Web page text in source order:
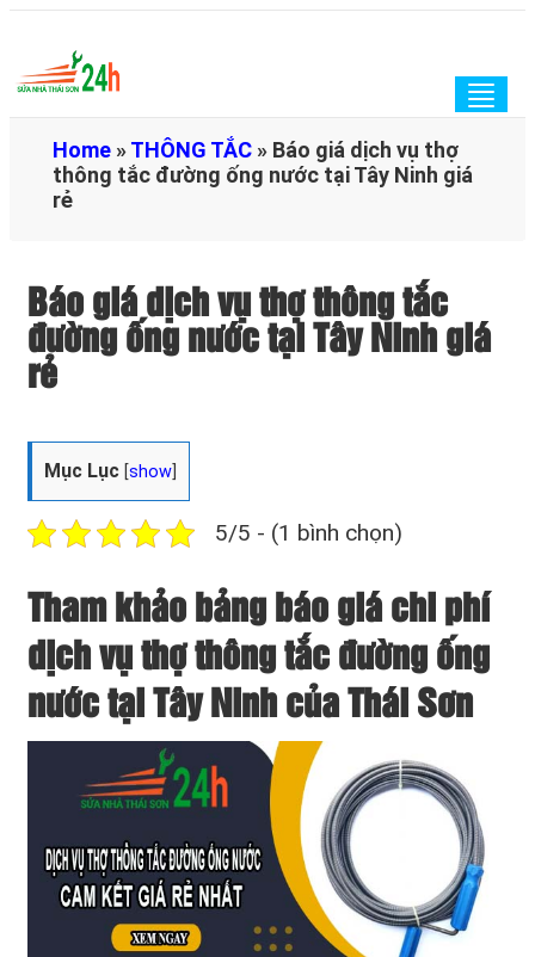
Home »THÔNG TẮC » Báo giá dịch vụ thợ
thông tắc đường ống nước tại Tây Ninh giá
rẻ
Báo giá dịch vụ thợ thông tắc
đường ống nước tại Tây Ninh giá
rẻ
Mục Lục [show
5/5 - (1 bình chọn)
Tham khảo bảng báo giá chi phí
dịch vụ thợ thông tắc đường ống
nước tại Tây Ninh của Thái Sơn